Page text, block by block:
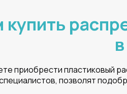
приобрести пластиковый
позволят